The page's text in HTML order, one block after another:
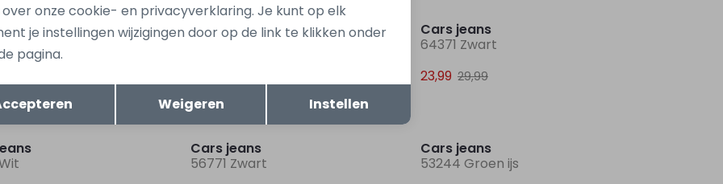
Groen army
Cars jeans
61471 Groen army
Cars jeans
64371 Zwart
23,99 29,99
Cars jeans
56771 Zwart
Cars jeans
53244 Groen ijs
Terug Opslaan
onze cookie- en privacyverklaring. Je kunt op elk
je instellingen wijzigingen door op de link te klikken onder
pagina.
Weigeren Instellen